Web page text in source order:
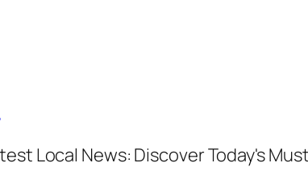
Local News: Discover Today's